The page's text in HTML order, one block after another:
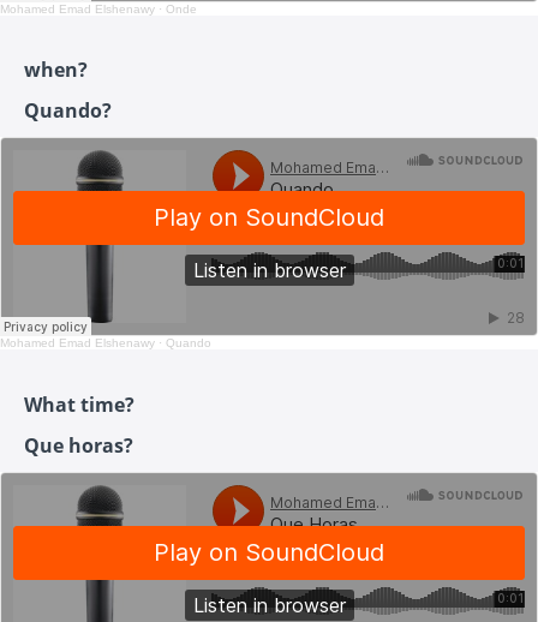
Mohamed Emad Elshenawy · Onde
when?
Quando?
Mohamed Emad Elshenawy · Quando
What time?
Que horas?